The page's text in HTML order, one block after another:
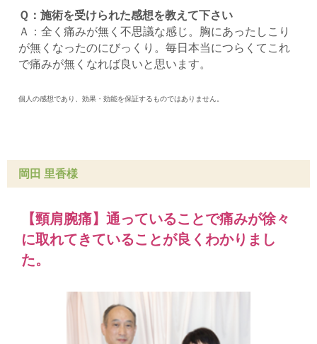
Ｑ：施術を受けられた感想を教えて下さい
Ａ：全く痛みが無く不思議な感じ。胸にあったしこり
が無くなったのにびっくり。毎日本当につらくてこれ
で痛みが無くなれば良いと思います。
個人の感想であり、効果・効能を保証するものではありません。
岡田 里香様
【頸肩腕痛】通っていることで痛みが徐々
に取れてきていることが良くわかりまし
た。